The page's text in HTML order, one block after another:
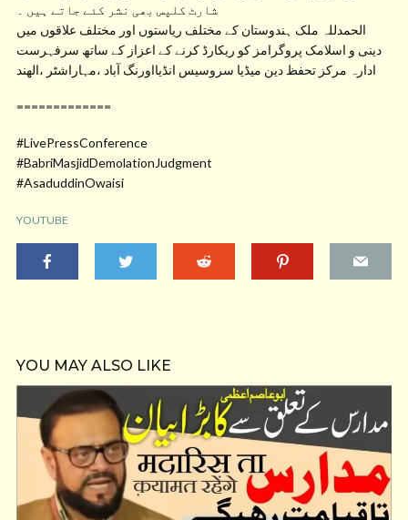
شارٹ کلپس بھی نشر کئے جاتے ہیں ۔
الحمدللہ ملک ہندوستان کے مختلف ریاستوں اور مختلف علاقوں میں
دینی و اسلامک پروگرامز کو ریکارڈ کرنے کے اعزاز کے ساتھ سرفہرست
ادارہ مرکز تحفظ دین میڈیا سروسیس انڈیااورنگ آباد ،مہاراشٹر ،الھند
=============
#LivePressConference
#BabriMasjidDemolationJudgment
#AsaduddinOwaisi
YOUTUBE
YOU MAY ALSO LIKE